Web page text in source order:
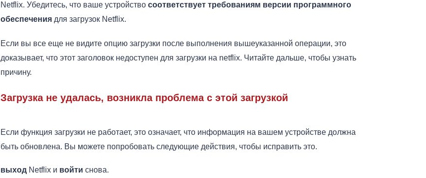
Netflix. Убедитесь, что ваше устройство соответствует требованиям версии программного
обеспечения для загрузок Netflix.
Если вы все еще не видите опцию загрузки после выполнения вышеуказанной операции, это
доказывает, что этот заголовок недоступен для загрузки на netflix. Читайте дальше, чтобы узнать
причину.
Загрузка не удалась, возникла проблема с этой загрузкой
Если функция загрузки не работает, это означает, что информация на вашем устройстве должна
быть обновлена. Вы можете попробовать следующие действия, чтобы исправить это.
выход Netflix и войти снова.